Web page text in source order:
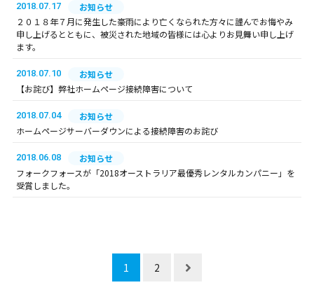
2018.07.17
お知らせ
２０１８年７月に発生した豪雨により亡くなられた方々に謹んでお悔やみ
申し上げるとともに、被災された地域の皆様には心よりお見舞い申し上げ
ます。
2018.07.10
お知らせ
【お詫び】弊社ホームページ接続障害について
2018.07.04
お知らせ
ホームページサーバーダウンによる接続障害のお詫び
2018.06.08
お知らせ
フォークフォースが「2018オーストラリア最優秀レンタルカンパニー」を
受賞しました。
1 2